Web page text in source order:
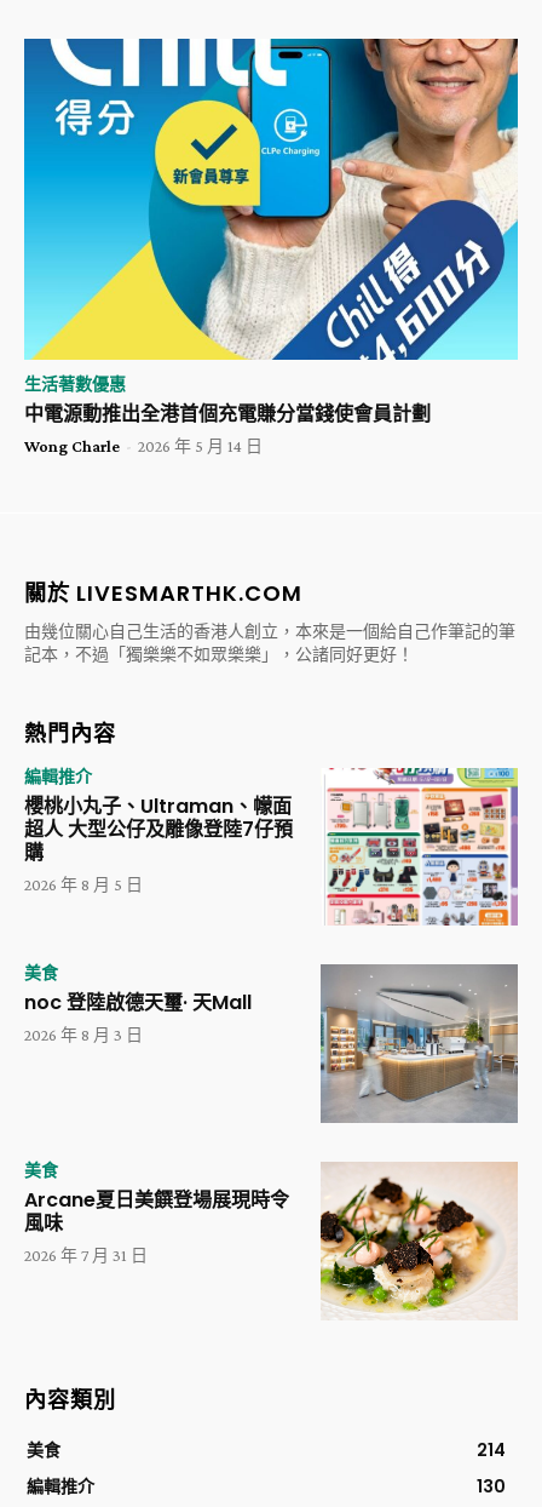
生活著數優惠
中電源動推出全港首個充電賺分當錢使會員計劃
Wong Charle - 2026 年 5 月 14 日
關於 LIVESMARTHK.COM
由幾位關心自己生活的香港人創立，本來是一個給自己作筆記的筆
記本，不過「獨樂樂不如眾樂樂」，公諸同好更好！
熱門內容
編輯推介
櫻桃小丸子、Ultraman、幪面
超人 大型公仔及雕像登陸7仔預
購
2026 年 8 月 5 日
美食
noc 登陸啟德天璽· 天Mall
2026 年 8 月 3 日
美食
Arcane夏日美饌登場展現時令
風味
2026 年 7 月 31 日
內容類別
美食
214
編輯推介
130